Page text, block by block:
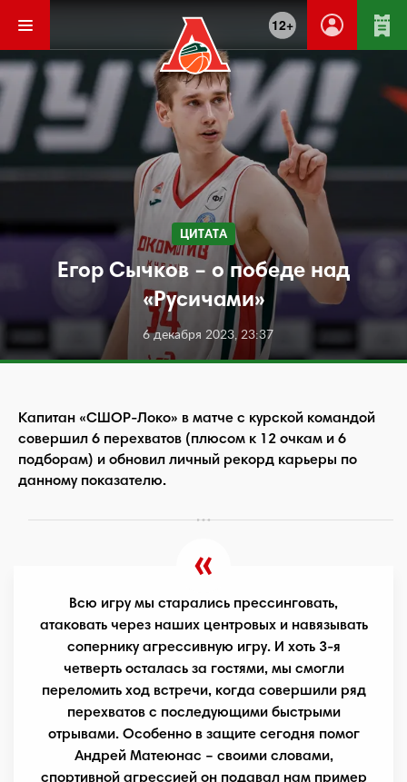
12+
ЦИТАТА
Егор Сычков – о победе над
«Русичами»
6 декабря 2023, 23:37
Капитан «СШОР-Локо» в матче с курской командой
совершил 6 перехватов (плюсом к 12 очкам и 6
подборам) и обновил личный рекорд карьеры по
данному показателю.
Всю игру мы старались прессинговать,
атаковать через наших центровых и навязывать
сопернику агрессивную игру. И хоть 3-я
четверть осталась за гостями, мы смогли
переломить ход встречи, когда совершили ряд
перехватов с последующими быстрыми
отрывами. Особенно в защите сегодня помог
Андрей Матеюнас – своими словами,
спортивной агрессией он подавал нам пример